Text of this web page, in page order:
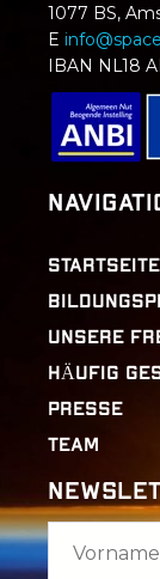
1077 BS,
E
IBAN NL18
STARTSEITE
UNSERE
HÄUFIG
PRESSE
TEAM